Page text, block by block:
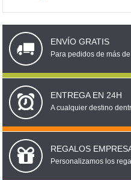
ENVÍO GRATIS
Para pedidos de más
ENTREGA EN 24H
A cualquier destino
REGALOS
Personalizamos los